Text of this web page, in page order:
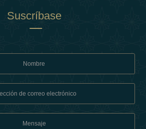
Suscríbase